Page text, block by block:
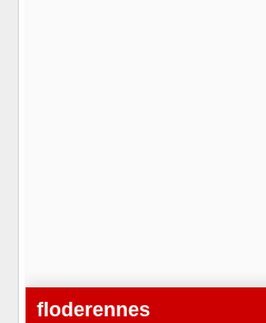
floderennes